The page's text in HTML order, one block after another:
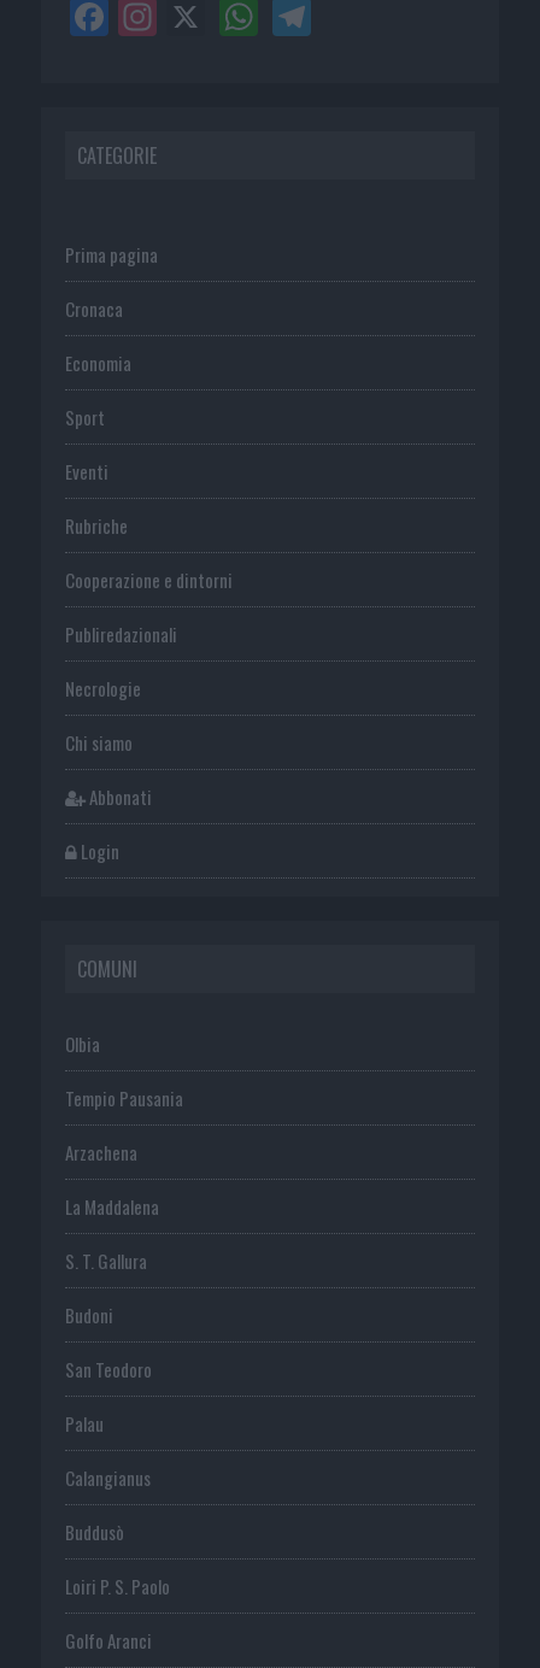
CATEGORIE
Prima pagina
Cronaca
Economia
Sport
Eventi
Rubriche
Cooperazione e dintorni
Publiredazionali
Necrologie
Chi siamo
Abbonati
Login
COMUNI
Olbia
Tempio Pausania
Arzachena
La Maddalena
S. T. Gallura
Budoni
San Teodoro
Palau
Calangianus
Buddusò
Loiri P. S. Paolo
Golfo Aranci